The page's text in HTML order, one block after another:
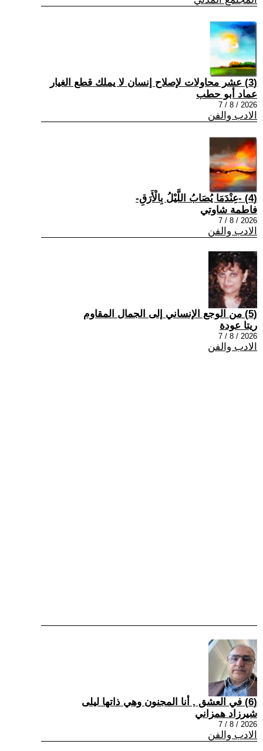
(3) عشر محاولات لإصلاح إنسان لا يملك قطع الغيار
عماد أبو حطب
2026 / 8 / 7
الادب والفن
(4) -عِنْدَمَا يُصَابُ اللَّيْلُ بِالْأَرَقِ-
فاطمة شاوتي
2026 / 8 / 7
الادب والفن
(5) من الوجع الإنساني إلى الجمال المقاوم
ريتا عودة
2026 / 8 / 7
الادب والفن
(6) في العشق , أنا المجنون وهي ذاتها ليلى
شيرزاد همزاني
2026 / 8 / 7
الادب والفن